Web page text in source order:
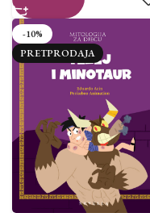
-10%
PRETPRODAJA